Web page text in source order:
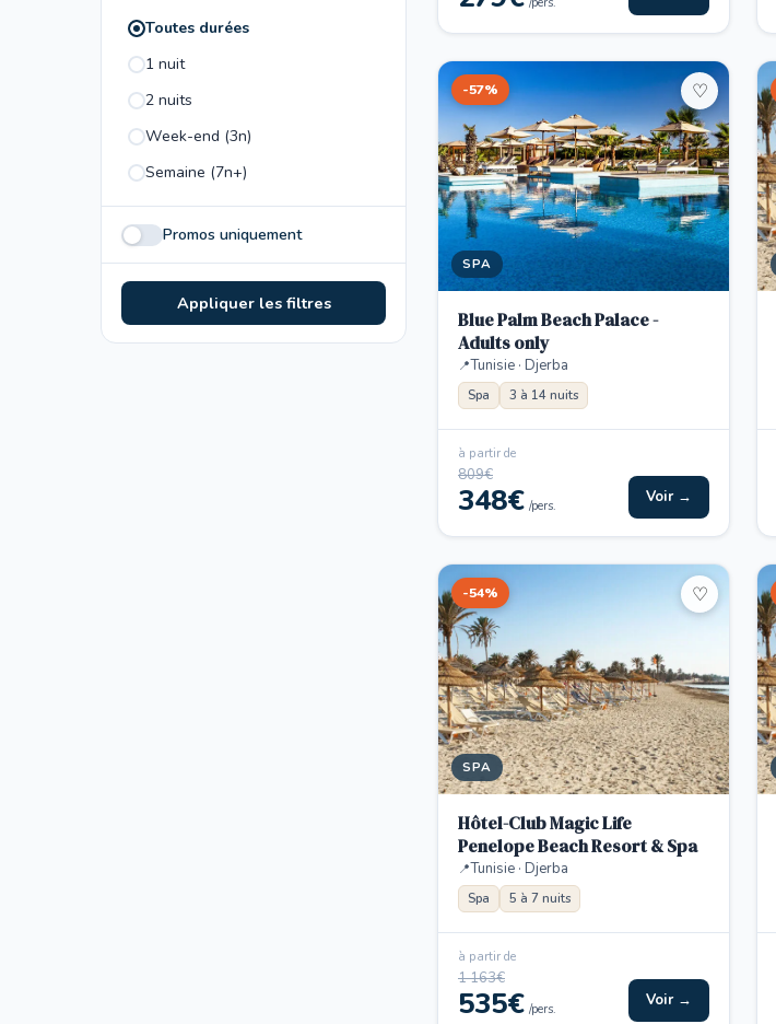
Toutes durées
1 nuit
2 nuits
Week-end (3n)
Semaine (7n+)
Promos uniquement
Appliquer les filtres
-57%
SPA
♡
Blue Palm Beach Palace -
Adults only
Tunisie · Djerba
Spa 3 à 14 nuits
à partir de
809€
348€ /pers. Voir →
-54%
SPA
♡
Hôtel-Club Magic Life
Penelope Beach Resort & Spa
Tunisie · Djerba
Spa 5 à 7 nuits
à partir de
1 163€
535€ /pers. Voir →